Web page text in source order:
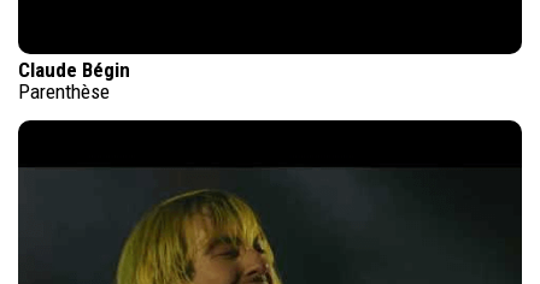
Claude Bégin
Parenthèse